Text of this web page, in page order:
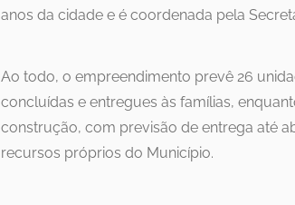
anos da cidade e é coordenada pela
Ao todo, o empreendimento prevê 26
concluídas e entregues às famílias,
construção, com previsão de entrega até
recursos próprios do Município.